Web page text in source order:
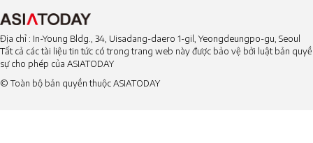
Địa chỉ : In-Young Bldg., 34, Uisadang-daero 1-gil, Yeongdeungpo-gu, Seoul
Tất cả các tài liệu tin tức có trong trang web này được bảo vệ bởi luật bản
sự cho phép của ASIATODAY
© Toàn bộ bản quyền thuộc ASIATODAY